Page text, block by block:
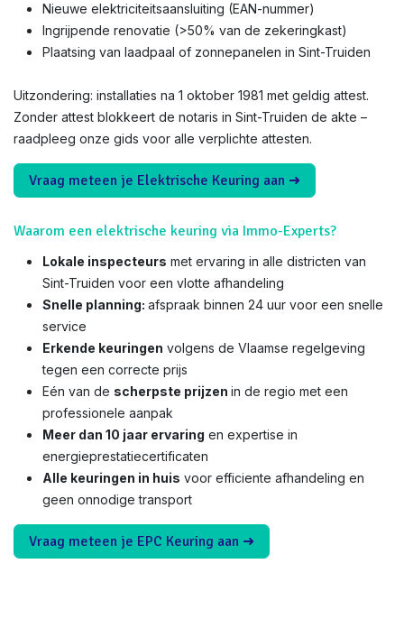
Nieuwe elektriciteitsaansluiting (EAN-nummer)
Ingrijpende renovatie (>50% van de zekeringkast)
Plaatsing van laadpaal of zonnepanelen in Sint-Truiden
Uitzondering: installaties na 1 oktober 1981 met geldig attest.
Zonder attest blokkeert de notaris in Sint-Truiden de akte –
raadpleeg onze gids voor alle verplichte attesten.
Vraag meteen je Elektrische Keuring aan ➜
Waarom een elektrische keuring via Immo-Experts?
Lokale inspecteurs met ervaring in alle districten van
Sint-Truiden voor een vlotte afhandeling
Snelle planning: afspraak binnen 24 uur voor een snelle
service
Erkende keuringen volgens de Vlaamse regelgeving
tegen een correcte prijs
Eén van de scherpste prijzen in de regio met een
professionele aanpak
Meer dan 10 jaar ervaring en expertise in
energieprestatiecertificaten
Alle keuringen in huis voor efficiente afhandeling en
geen onnodige transport
Vraag meteen je EPC Keuring aan ➜